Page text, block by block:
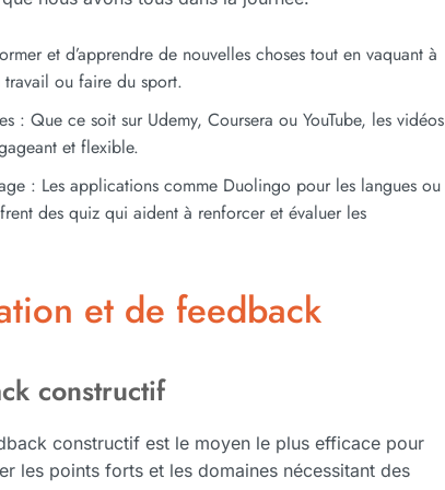
et d’apprendre de nouvelles choses tout en vaquant à
travail ou faire du sport.
: Que ce soit sur Udemy, Coursera ou YouTube, les vidéos
et flexible.
: Les applications comme Duolingo pour les langues ou
des quiz qui aident à renforcer et évaluer les
et de feedback
constructif
constructif est le moyen le plus efficace pour
les points forts et les domaines nécessitant des